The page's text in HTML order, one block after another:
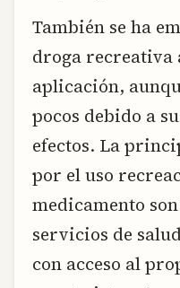
También se ha
droga recreativa
aplicación,
pocos debido a
efectos. La
por el uso
medicamento
servicios de
con acceso al